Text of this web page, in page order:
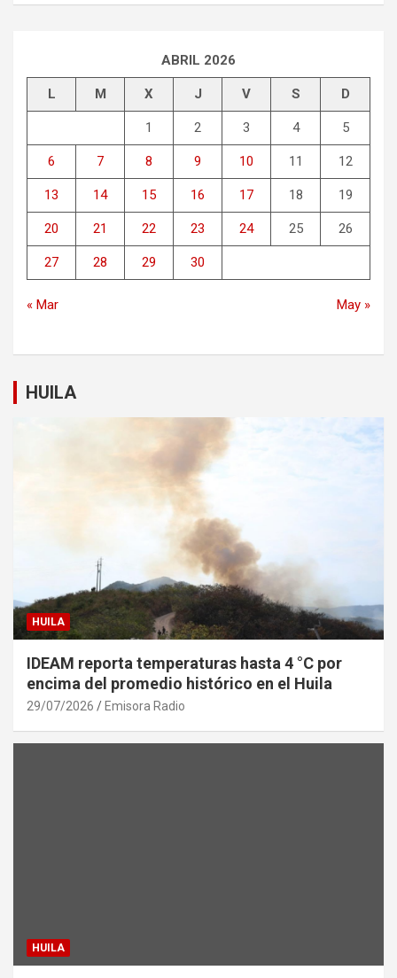
ABRIL 2026
L M X J V S D
1 2 3 4 5
6 7 8 9 10 11 12
13 14 15 16 17 18 19
20 21 22 23 24 25 26
27 28 29 30
« Mar May »
HUILA
HUILA
IDEAM reporta temperaturas hasta 4 °C por
encima del promedio histórico en el Huila
29/07/2026 Emisora Radio
HUILA